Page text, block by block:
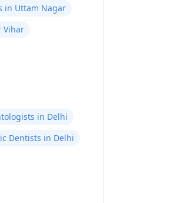
in Uttam Nagar
Vihar
in Delhi
Dentists in Delhi